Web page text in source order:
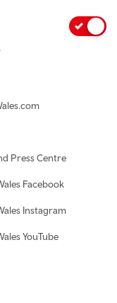
Press Centre
Facebook
Instagram
YouTube